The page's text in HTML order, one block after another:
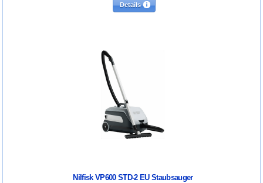
Details
Nilfisk VP600 STD-2 EU Staubsauger